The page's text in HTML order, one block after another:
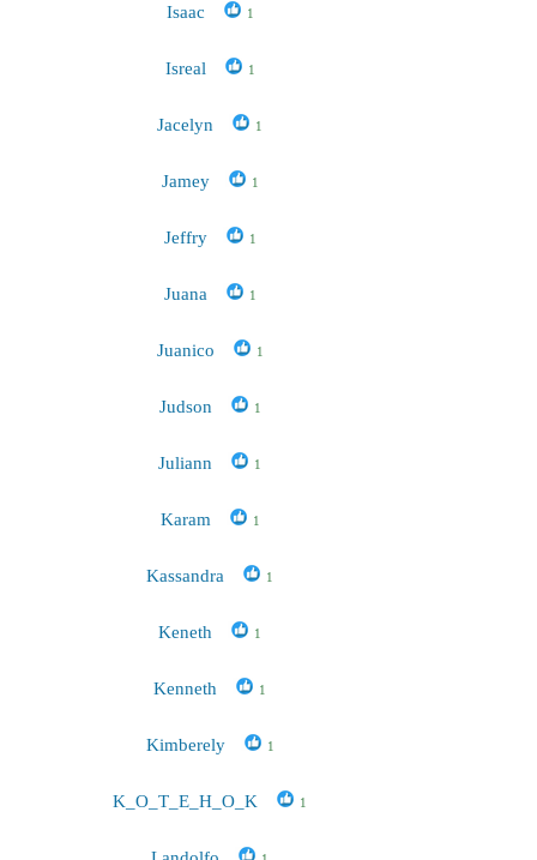
Isaac 1
Isreal 1
Jacelyn 1
Jamey 1
Jeffry 1
Juana 1
Juanico 1
Judson 1
Juliann 1
Karam 1
Kassandra 1
Keneth 1
Kenneth 1
Kimberely 1
K_O_T_E_H_O_K 1